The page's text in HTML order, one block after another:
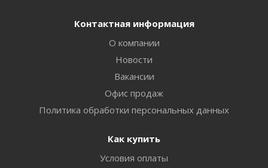
Контактная информация
О компании
Новости
Вакансии
Офис продаж
Политика обработки персональных данных
Как купить
Условия оплаты